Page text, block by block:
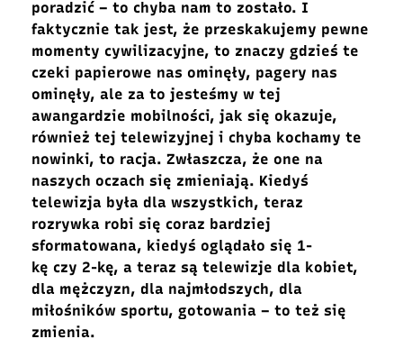
poradzić – to chyba nam to zostało. I
faktycznie tak jest, że przeskakujemy pewne
momenty cywilizacyjne, to znaczy gdzieś te
czeki papierowe nas ominęły, pagery nas
ominęły, ale za to jesteśmy w tej
awangardzie mobilności, jak się okazuje,
również tej telewizyjnej i chyba kochamy te
nowinki, to racja. Zwłaszcza, że one na
naszych oczach się zmieniają. Kiedyś
telewizja była dla wszystkich, teraz
rozrywka robi się coraz bardziej
sformatowana, kiedyś oglądało się 1-
kę czy 2-kę, a teraz są telewizje dla kobiet,
dla mężczyzn, dla najmłodszych, dla
miłośników sportu, gotowania – to też się
zmienia.